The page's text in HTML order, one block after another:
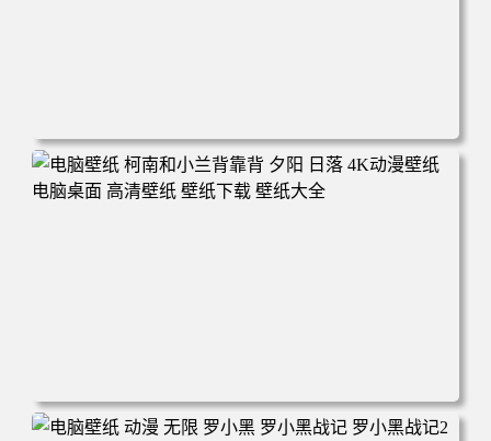
电脑壁纸 动漫 兔子朱迪 狐狸尼克 疯狂动物城 秋叶 秋天森
林 蓝天 4k壁纸 电脑桌面 高清壁纸 壁纸下载 壁纸大全
电脑壁纸 柯南和小兰背靠背 夕阳 日落 4K动漫壁纸 电脑桌